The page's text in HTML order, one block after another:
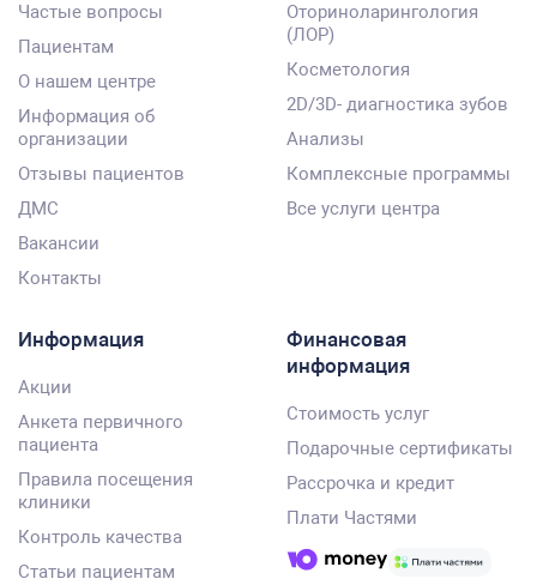
Частые вопросы
Пациентам
О нашем центре
Информация об
организации
Отзывы пациентов
ДМС
Вакансии
Контакты
Оториноларингология
(ЛОР)
Косметология
2D/3D- диагностика зубов
Анализы
Комплексные программы
Все услуги центра
Информация
Акции
Анкета первичного
пациента
Правила посещения
клиники
Контроль качества
Статьи пациентам
Финансовая
информация
Стоимость услуг
Подарочные сертификаты
Рассрочка и кредит
Плати Частями